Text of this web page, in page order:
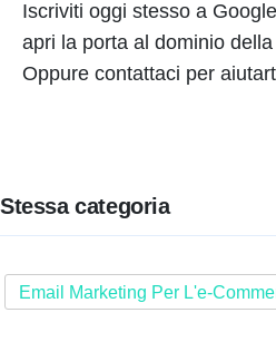
Iscriviti oggi stesso a
apri la porta al dominio
Oppure contattaci per
Stessa categoria
Email Marketing Per L'e-